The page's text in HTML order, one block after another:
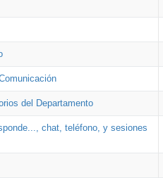
del Departamento
chat, teléfono, y sesiones